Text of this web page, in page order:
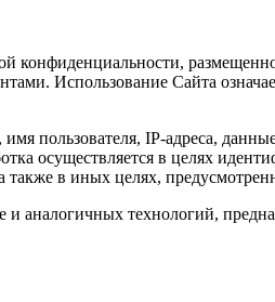
конфиденциальности,
Использование Сайта
пользователя, IP-адреса,
осуществляется в целях
также в иных целях,
и аналогичных технологий,